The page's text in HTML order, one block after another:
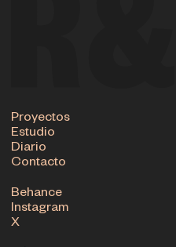
Proyectos
Estudio
Diario
Contacto
Behance
Instagram
X